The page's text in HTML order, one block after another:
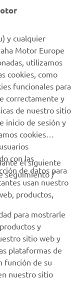
y cualquier
Motor Europe
utilizamos
cookies, como
funcionales para
correctamente y
de nuestro sitio
inicio de sesión y
cookies
con las
de datos para
usan nuestro
productos,
el siguiente
seguimiento /
para mostrarle
y
sitio web y
plataformas de
función de su
nuestro sitio